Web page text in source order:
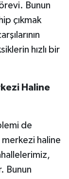
Bunun
çıkmak
hızlı bir
Haline
de
haline
Bunun